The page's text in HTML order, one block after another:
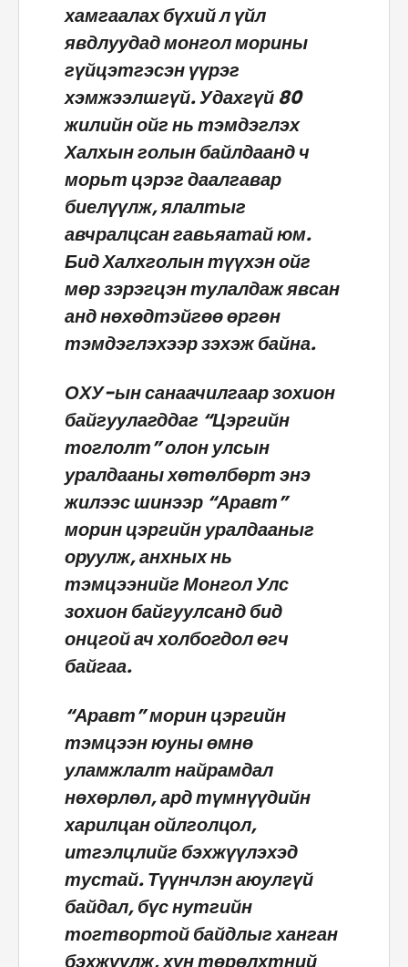
хамгаалах бүхий л үйл
явдлуудад монгол морины
гүйцэтгэсэн үүрэг
хэмжээлшгүй. Удахгүй 80
жилийн ойг нь тэмдэглэх
Халхын голын байлдаанд ч
морьт цэрэг даалгавар
биелүүлж, ялалтыг
авчралцсан гавьяатай юм.
Бид Халхголын түүхэн ойг
мөр зэрэгцэн тулалдаж явсан
анд нөхөдтэйгөө өргөн
тэмдэглэхээр зэхэж байна.
ОХУ-ын санаачилгаар зохион
байгуулагддаг “Цэргийн
тоглолт” олон улсын
уралдааны хөтөлбөрт энэ
жилээс шинээр “Аравт”
морин цэргийн уралдааныг
оруулж, анхных нь
тэмцээнийг Монгол Улс
зохион байгуулсанд бид
онцгой ач холбогдол өгч
байгаа.
“Аравт” морин цэргийн
тэмцээн юуны өмнө
уламжлалт найрамдал
нөхөрлөл, ард түмнүүдийн
харилцан ойлголцол,
итгэлцлийг бэхжүүлэхэд
тустай. Түүнчлэн аюулгүй
байдал, бүс нутгийн
тогтвортой байдлыг ханган
бэхжүүлж, хүн төрөлхтний